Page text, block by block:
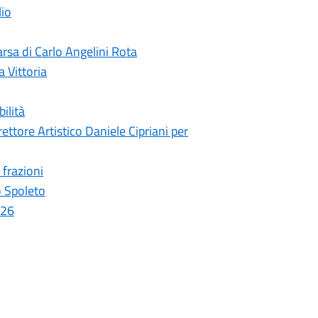
di Carlo Angelini Rota
Vittoria
Artistico Daniele Cipriani per